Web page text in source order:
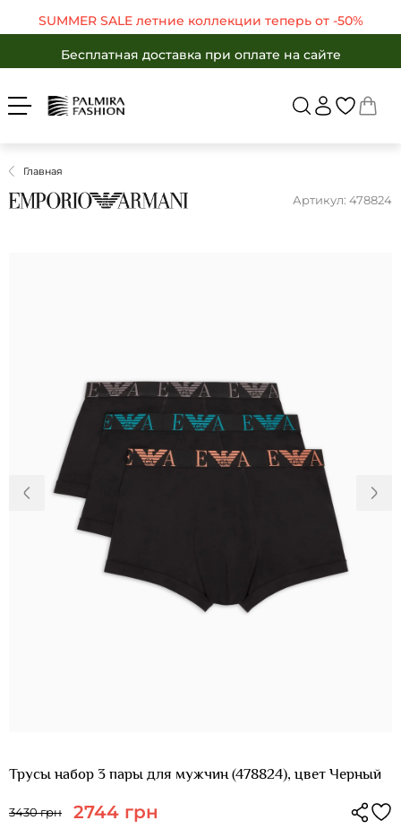
SUMMER SALE летние коллекции теперь от -50%
SUMMER SALE летние коллекции теперь от -50%
Бесплатная доставка при оплате на сайте
Бесплатная доставка при оплате на сайте
Войти УкрРус
ЖЕНЩИНАММУЖЧИНАМ
ОБУВЬ
О нас
Доставка и
оплата
Новости
Возвращение
и обмен
Вернуться в
Каталог
Главная
Артикул: 478824
Трусы набор 3 пары для мужчин (478824), цвет Черный
3430 грн 2744 грн